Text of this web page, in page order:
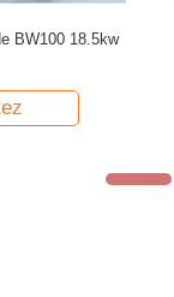
d'eau pour de
ou exploration